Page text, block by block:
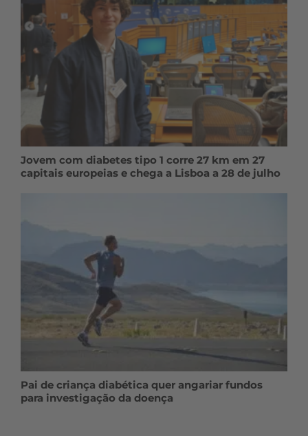
Jovem com diabetes tipo 1 corre 27 km em 27
capitais europeias e chega a Lisboa a 28 de julho
Pai de criança diabética quer angariar fundos
para investigação da doença